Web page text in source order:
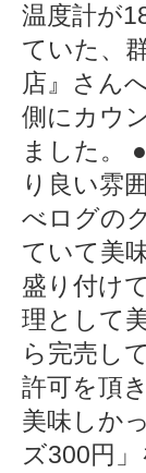
温度計が
ていた、
店』さん
側にカウ
ました。
り良い雰
べログの
ていて美
盛り付け
理として
ら完売し
許可を頂
美味しか
ズ300円